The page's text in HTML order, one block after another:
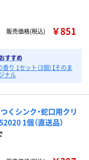
販売価格(税込)
￥851
すすめ
1セット（3個）【そのま
ナル
くシンク・蛇口用クリ
1個（直送品）